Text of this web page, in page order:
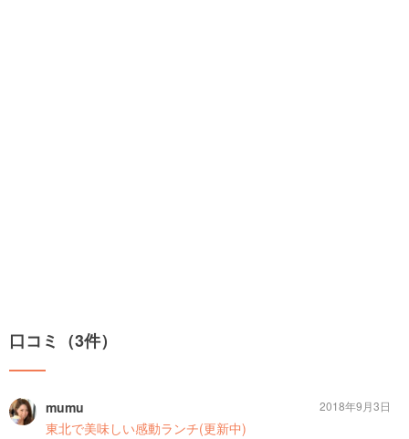
口コミ（3件）
mumu
東北で美味しい感動ランチ(更新中)
2018年9月3日